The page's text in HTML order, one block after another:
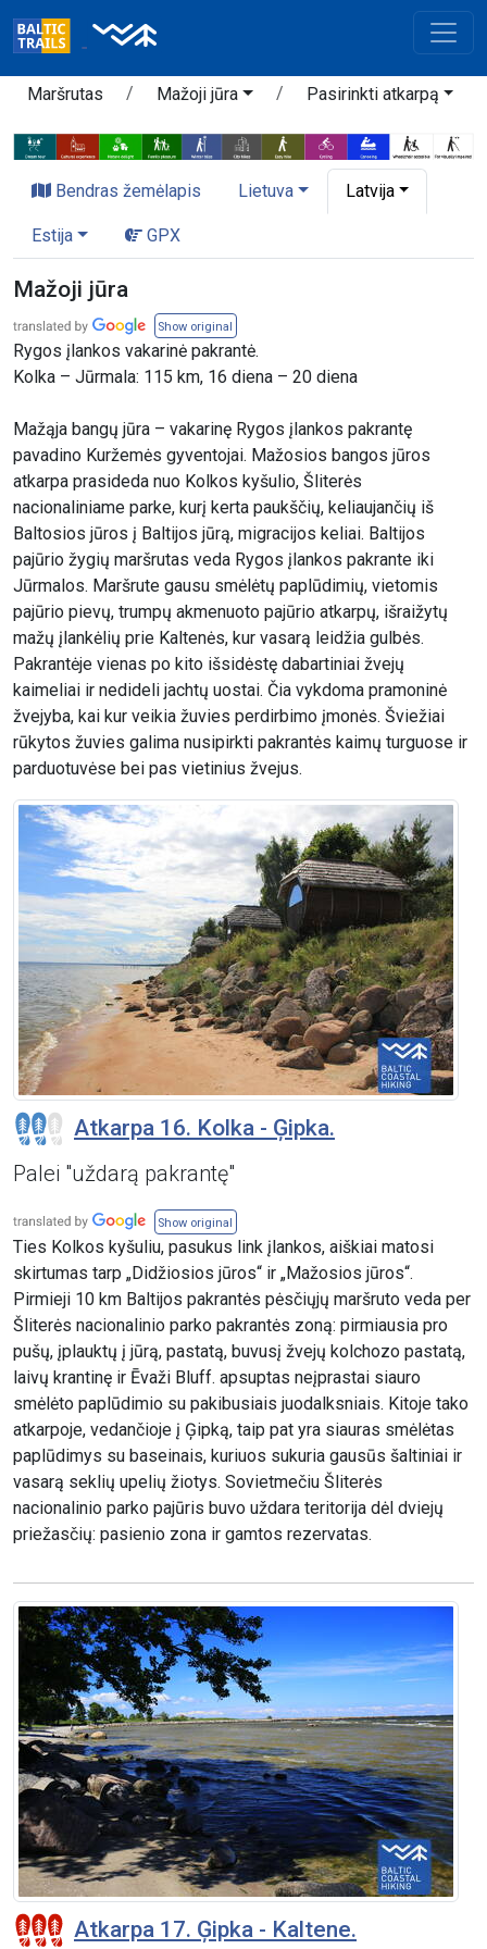
Maršrutas Mažoji jūra Pasirinkti atkarpą
Bendras žemėlapis Lietuva Latvija
Estija GPX
Mažoji jūra
Show original
Rygos įlankos vakarinė pakrantė.
Kolka – Jūrmala: 115 km, 16 diena – 20 diena
Mažąja bangų jūra – vakarinę Rygos įlankos pakrantę
pavadino Kuržemės gyventojai. Mažosios bangos jūros
atkarpa prasideda nuo Kolkos kyšulio, Šliterės
nacionaliniame parke, kurį kerta paukščių, keliaujančių iš
Baltosios jūros į Baltijos jūrą, migracijos keliai. Baltijos
pajūrio žygių maršrutas veda Rygos įlankos pakrante iki
Jūrmalos. Maršrute gausu smėlėtų paplūdimių, vietomis
pajūrio pievų, trumpų akmenuoto pajūrio atkarpų, išraižytų
mažų įlankėlių prie Kaltenės, kur vasarą leidžia gulbės.
Pakrantėje vienas po kito išsidėstę dabartiniai žvejų
kaimeliai ir nedideli jachtų uostai. Čia vykdoma pramoninė
žvejyba, kai kur veikia žuvies perdirbimo įmonės. Šviežiai
rūkytos žuvies galima nusipirkti pakrantės kaimų turguose ir
parduotuvėse bei pas vietinius žvejus.
Atkarpa 16. Kolka - Ģipka.
Palei "uždarą pakrantę"
Show original
Ties Kolkos kyšuliu, pasukus link įlankos, aiškiai matosi
skirtumas tarp „Didžiosios jūros“ ir „Mažosios jūros“.
Pirmieji 10 km Baltijos pakrantės pėsčiųjų maršruto veda per
Šliterės nacionalinio parko pakrantės zoną: pirmiausia pro
pušų, įplauktų į jūrą, pastatą, buvusį žvejų kolchozo pastatą,
laivų krantinę ir Ēvaži Bluff. apsuptas neįprastai siauro
smėlėto paplūdimio su pakibusiais juodalksniais. Kitoje tako
atkarpoje, vedančioje į Ģipką, taip pat yra siauras smėlėtas
paplūdimys su baseinais, kuriuos sukuria gausūs šaltiniai ir
vasarą seklių upelių žiotys. Sovietmečiu Šliterės
nacionalinio parko pajūris buvo uždara teritorija dėl dviejų
priežasčių: pasienio zona ir gamtos rezervatas.
Atkarpa 17. Ģipka - Kaltene.